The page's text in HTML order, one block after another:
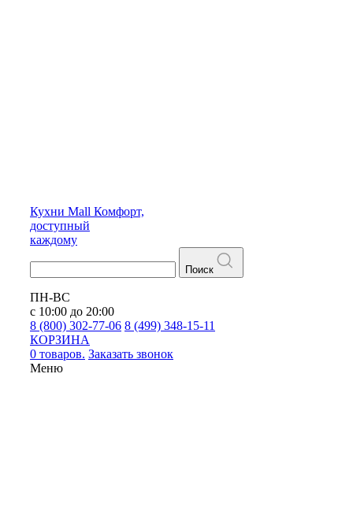
Кухни Mall Комфорт,
доступный
каждому
Поиск
ПН-ВС
с 10:00 до 20:00
8 (800) 302-77-06 8 (499) 348-15-11
КОРЗИНА
0 товаров. Заказать звонок
Меню